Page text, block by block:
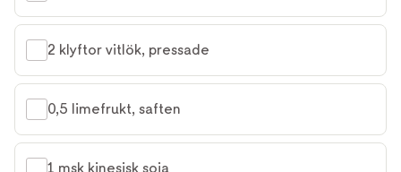
2 klyftor vitlök, pressade
0,5 limefrukt, saften
1 msk kinesisk soja